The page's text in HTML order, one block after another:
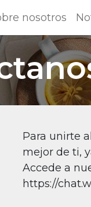
nosotros
Para unirte
mejor de ti,
Accede a
https://